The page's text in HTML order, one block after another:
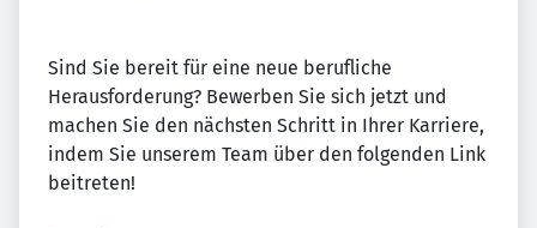
Sind Sie bereit für eine neue berufliche
Herausforderung? Bewerben Sie sich jetzt und
machen Sie den nächsten Schritt in Ihrer Karriere,
indem Sie unserem Team über den folgenden Link
beitreten!